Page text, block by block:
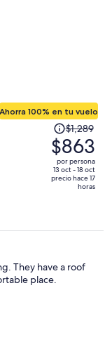
Ahorra 100% en tu vuelo
El
precio
era
de
$1,289
es
por
$1,289
$863
por persona
13 oct - 18 oct
precio hace 17
horas
They have a roof
confortable place.